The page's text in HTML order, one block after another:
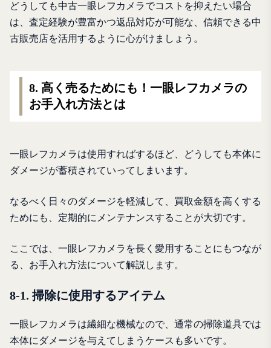
どうしても中古一眼レフカメラでコストを抑えたい場合
は、査定経験が豊富かつ返品対応が可能な、信頼できる中
古販売店を活用するように心がけましょう。
8. 高く売るためにも！一眼レフカメラの
お手入れ方法とは
一眼レフカメラは使用すればするほど、どうしても本体に
ダメージが蓄積されていってしまいます。
なるべく日々のダメージを軽減して、買取金額を高くする
ためにも、定期的にメンテナンスすることが大切です。
ここでは、一眼レフカメラを長く愛用することにもつなが
る、お手入れ方法について解説します。
8-1. 掃除に使用するアイテム
一眼レフカメラは繊細な機械なので、通常の掃除道具では
本体にダメージを与えてしまうケースも多いです。